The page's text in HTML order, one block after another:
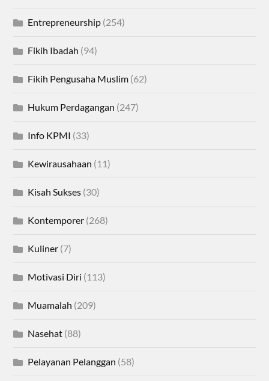
Entrepreneurship (254)
Fikih Ibadah (94)
Fikih Pengusaha Muslim (62)
Hukum Perdagangan (247)
Info KPMI (33)
Kewirausahaan (11)
Kisah Sukses (30)
Kontemporer (268)
Kuliner (7)
Motivasi Diri (113)
Muamalah (209)
Nasehat (88)
Pelayanan Pelanggan (58)